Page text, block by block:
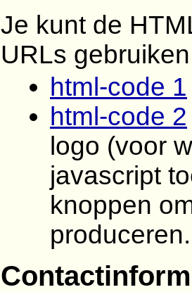
Je kunt de
URLs
html-code 1
html-code 2
logo (voor
javascript
knoppen
produceren.